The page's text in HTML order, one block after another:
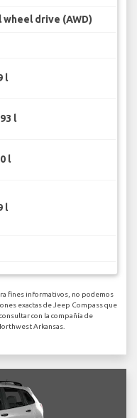
wheel drive (AWD)
l
l
l
l
fines informativos, no podemos
exactas de Jeep Compass que
con la compañía de
Arkansas.